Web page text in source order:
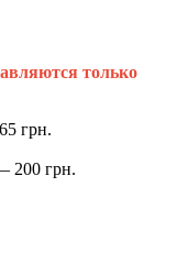
только
грн.
200 грн.